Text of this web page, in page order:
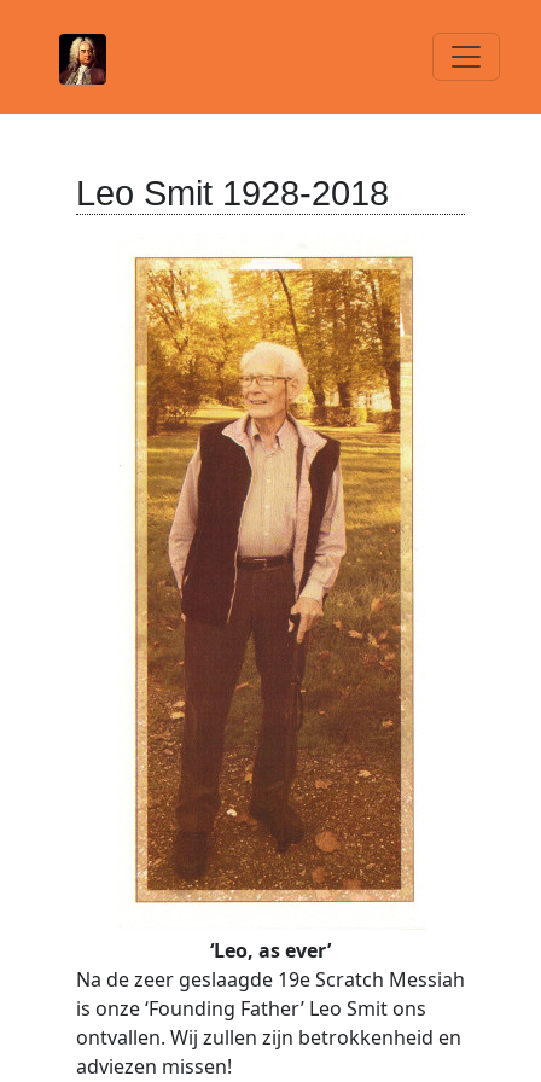
Leo Smit 1928-2018
‘Leo, as ever’
Na de zeer geslaagde 19e Scratch Messiah
is onze ‘Founding Father’ Leo Smit ons
ontvallen. Wij zullen zijn betrokkenheid en
adviezen missen!